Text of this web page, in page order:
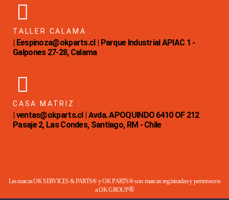
TALLER CALAMA :
| Eespinoza@okparts.cl | Parque Industrial APIAC 1 -
Galpones 27-28, Calama
CASA MATRIZ :
| ventas@okparts.cl | Avda. APOQUINDO 6410 OF 212
Pasaje 2, Las Condes, Santiago, RM - Chile
Las marcas OK SERVICES & PARTS® yOK PARTS® son marcas registradas y pertenecen
aOK GROUP®